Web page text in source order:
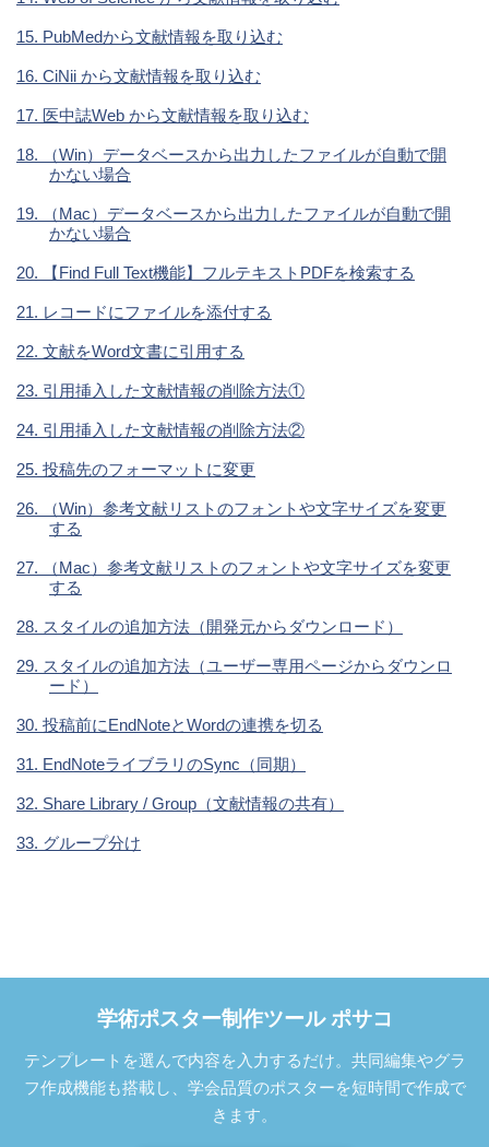
15. PubMedから文献情報を取り込む
16. CiNii から文献情報を取り込む
17. 医中誌Web から文献情報を取り込む
18. （Win）データベースから出力したファイルが自動で開
かない場合
19. （Mac）データベースから出力したファイルが自動で開
かない場合
20. 【Find Full Text機能】フルテキストPDFを検索する
21. レコードにファイルを添付する
22. 文献をWord文書に引用する
23. 引用挿入した文献情報の削除方法①
24. 引用挿入した文献情報の削除方法②
25. 投稿先のフォーマットに変更
26. （Win）参考文献リストのフォントや文字サイズを変更
する
27. （Mac）参考文献リストのフォントや文字サイズを変更
する
28. スタイルの追加方法（開発元からダウンロード）
29. スタイルの追加方法（ユーザー専用ページからダウンロ
ード）
30. 投稿前にEndNoteとWordの連携を切る
31. EndNoteライブラリのSync（同期）
32. Share Library / Group（文献情報の共有）
33. グループ分け
学術ポスター制作ツール ポサコ
テンプレートを選んで内容を入力するだけ。共同編集やグラ
フ作成機能も搭載し、学会品質のポスターを短時間で作成で
きます。